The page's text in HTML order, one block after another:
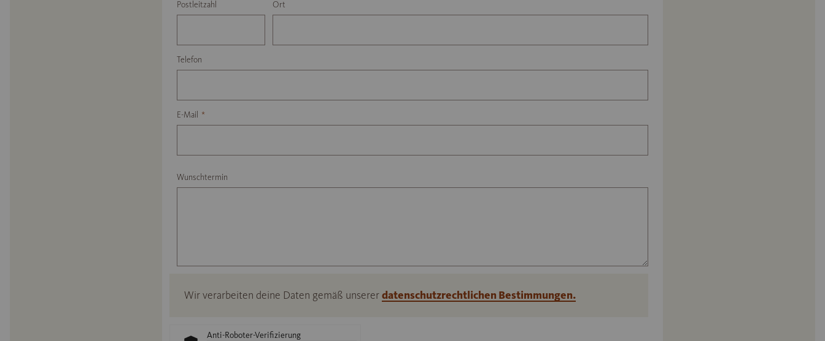
Postleitzahl Ort
Telefon
E-Mail *
Wunschtermin
Wir verarbeiten deine Daten gemäß unsererdatenschutzrechtlichen Bestimmungen.
Anti-Roboter-Verifizierung